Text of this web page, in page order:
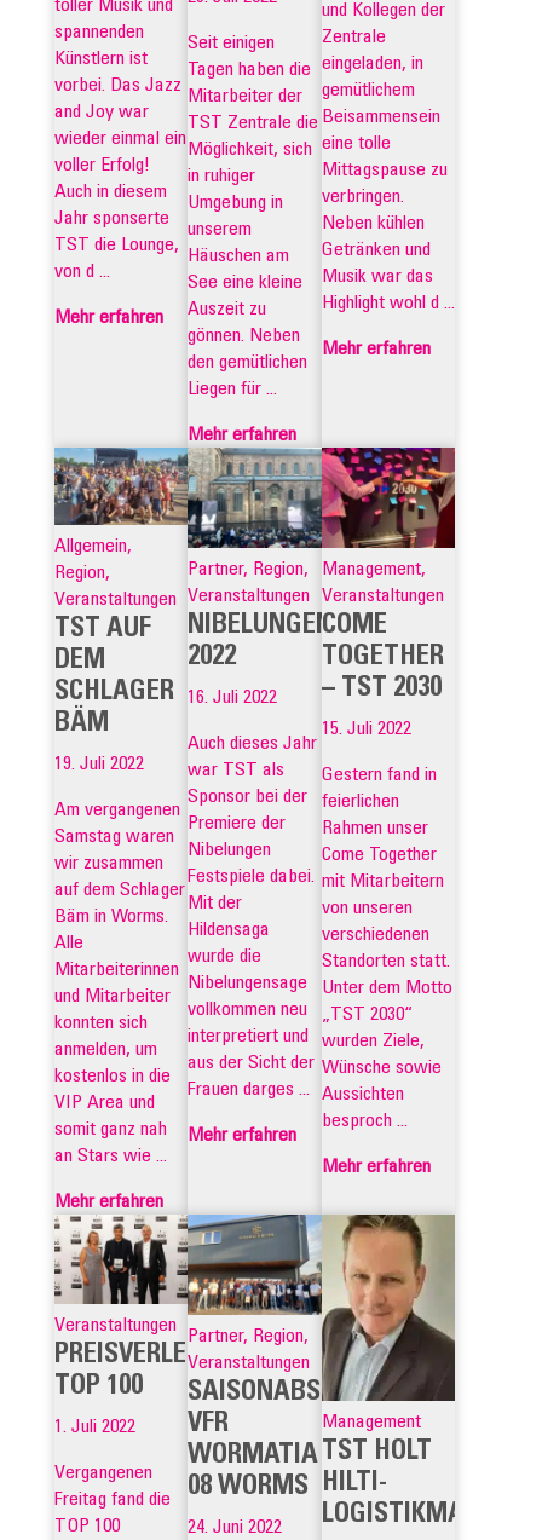
toller Musik und
spannenden
Künstlern ist
vorbei. Das Jazz
and Joy war
wieder einmal ein
voller Erfolg!
Auch in diesem
Jahr sponserte
TST die Lounge,
von d ...
Mehr erfahren
Seit einigen
Tagen haben die
Mitarbeiter der
TST Zentrale die
Möglichkeit, sich
in ruhiger
Umgebung in
unserem
Häuschen am
See eine kleine
Auszeit zu
gönnen. Neben
den gemütlichen
Liegen für ...
Mehr erfahren
und Kollegen der
Zentrale
eingeladen, in
gemütlichem
Beisammensein
eine tolle
Mittagspause zu
verbringen.
Neben kühlen
Getränken und
Musik war das
Highlight wohl d ...
Mehr erfahren
Allgemein,
Region,
Veranstaltungen
TST AUF
DEM
SCHLAGER
BÄM
19. Juli 2022
Am vergangenen
Samstag waren
wir zusammen
auf dem Schlager
Bäm in Worms.
Alle
Mitarbeiterinnen
und Mitarbeiter
konnten sich
anmelden, um
kostenlos in die
VIP Area und
somit ganz nah
an Stars wie ...
Mehr erfahren
Partner, Region,
Veranstaltungen
NIBELUNGENFESTSPIELE
2022
16. Juli 2022
Auch dieses Jahr
war TST als
Sponsor bei der
Premiere der
Nibelungen
Festspiele dabei.
Mit der
Hildensaga
wurde die
Nibelungensage
vollkommen neu
interpretiert und
aus der Sicht der
Frauen darges ...
Mehr erfahren
Management,
Veranstaltungen
COME
TOGETHER
– TST 2030
15. Juli 2022
Gestern fand in
feierlichen
Rahmen unser
Come Together
mit Mitarbeitern
von unseren
verschiedenen
Standorten statt.
Unter dem Motto
„TST 2030“
wurden Ziele,
Wünsche sowie
Aussichten
besproch ...
Mehr erfahren
Veranstaltungen
PREISVERLEIHUNG
TOP 100
1. Juli 2022
Vergangenen
Freitag fand die
TOP 100
Partner, Region,
Veranstaltungen
SAISONABSCHLUSSFEIER
VFR
WORMATIA
08 WORMS
24. Juni 2022
Management
TST HOLT
HILTI-
LOGISTIKMANAGER